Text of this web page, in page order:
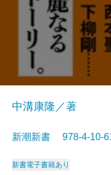
中溝康隆／著
新潮新書 978-4-10-
新書電子書籍あり